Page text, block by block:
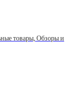
товары, Обзоры и